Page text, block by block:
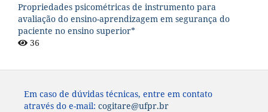
Propriedades psicométricas de instrumento para
avaliação do ensino-aprendizagem em segurança do
paciente no ensino superior*
36
Em caso de dúvidas técnicas, entre em contato
através do e-mail: cogitare@ufpr.br